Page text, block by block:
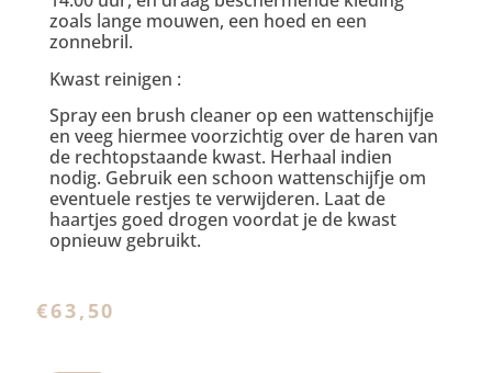
zoals lange mouwen, een hoed en een
zonnebril.
Kwast reinigen :
Spray een brush cleaner op een wattenschijfje
en veeg hiermee voorzichtig over de haren van
de rechtopstaande kwast. Herhaal indien
nodig. Gebruik een schoon wattenschijfje om
eventuele restjes te verwijderen. Laat de
haartjes goed drogen voordat je de kwast
opnieuw gebruikt.
€63,50